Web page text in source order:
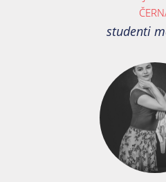
studenti